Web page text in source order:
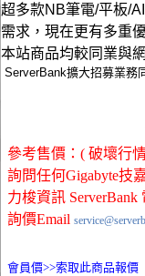
超多款NB筆電/平板/
需求，現在更有多重
本站商品均較同業與
ServerBank擴大招募業務
參考售價：( 破壞行
詢問任何Gigabyte技
力梭資訊 ServerBank
詢價Email
會員價>>索取此商品報價